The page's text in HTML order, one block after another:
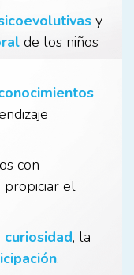
y
de los niños
con
propiciar el
curiosidad, la
.